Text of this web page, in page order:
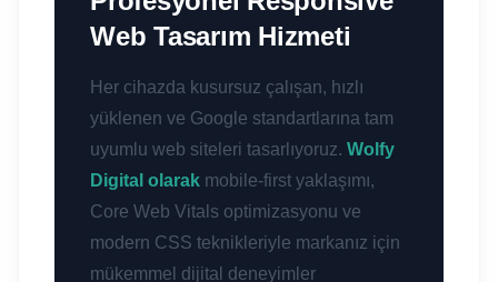
Web Tasarım Hizmeti
Her cihazda kusursuz çalışan, hızlı
yüklenen ve Google standartlarına tam
uyumlu web siteleri tasarlıyoruz. Wolfy
Digital olarak mobile-first yaklaşımı,
Core Web Vitals optimizasyonu ve
modern CSS teknikleriyle markanız için
mükemmel dijital deneyimler